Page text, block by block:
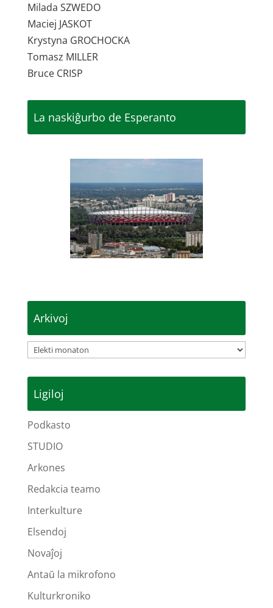
Milada SZWEDO
Maciej JASKOT
Krystyna GROCHOCKA
Tomasz MILLER
Bruce CRISP
La naskiĝurbo de Esperanto
Arkivoj
Arkivoj
Ligiloj
Podkasto
STUDIO
Arkones
Redakcia teamo
Interkulture
Elsendoj
Novaĵoj
Antaŭ la mikrofono
Kulturkroniko